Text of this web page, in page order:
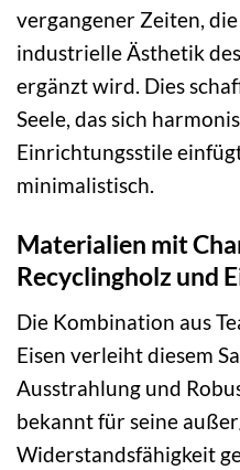
vergangener Zeiten,
industrielle Ästhetik
ergänzt wird. Dies
Seele, das sich
Einrichtungsstile
minimalistisch.
Materialien mit
Recyclingholz und
Die Kombination aus
Eisen verleiht diesem
Ausstrahlung und
bekannt für seine
Widerstandsfähigkeit